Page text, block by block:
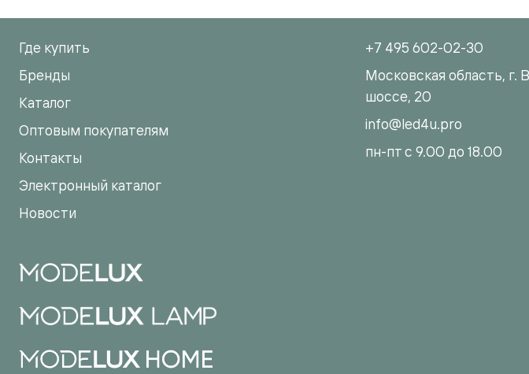
Где купить
Бренды
Каталог
Оптовым покупателям
Контакты
Электронный каталог
Новости
+7 495 602-02-30
Московская область, г.
шоссе, 20
info@led4u.pro
пн-пт с 9.00 до 18.00